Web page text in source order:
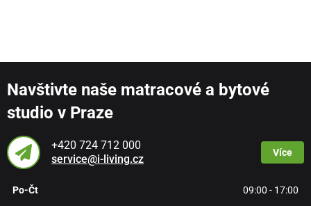
Navštivte naše matracové a bytové
studio v Praze
+420 724 712 000
service@i-living.cz
Více
Po-Čt 09:00 - 17:00